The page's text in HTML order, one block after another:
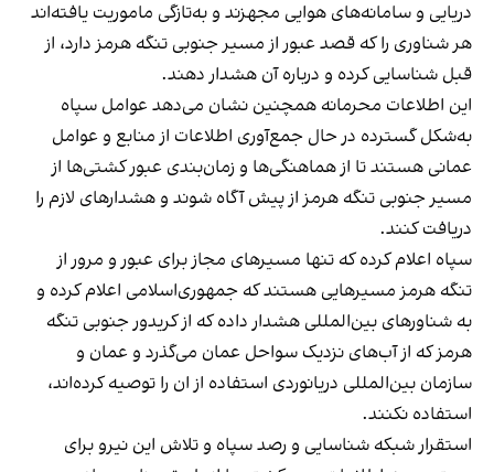
دریایی و سامانه‌های هوایی مجهزند و به‌تازگی ماموریت یافته‌اند
هر شناوری را که قصد عبور از مسیر جنوبی تنگه هرمز دارد، از
قبل شناسایی کرده و درباره آن هشدار دهند.
این اطلاعات محرمانه همچنین نشان می‌دهد عوامل سپاه
به‌شکل گسترده در حال جمع‌آوری اطلاعات از منابع و عوامل
عمانی هستند تا از هماهنگی‌ها و زمان‌بندی عبور کشتی‌ها از
مسیر جنوبی تنگه هرمز از پیش آگاه شوند و هشدارهای لازم را
دریافت کنند.
سپاه اعلام کرده که تنها مسیرهای مجاز برای عبور و مرور از
تنگه هرمز مسیرهایی هستند که جمهوری‌اسلامی اعلام کرده و
به شناورهای بین‌المللی هشدار داده که از کریدور جنوبی تنگه
هرمز که از آب‌های نزدیک سواحل عمان می‌گذرد و عمان و
سازمان بین‌المللی دریانوردی استفاده از ان را توصیه کرده‌اند،
استفاده نکنند.
استقرار شبکه شناسایی و رصد سپاه و تلاش این نیرو برای